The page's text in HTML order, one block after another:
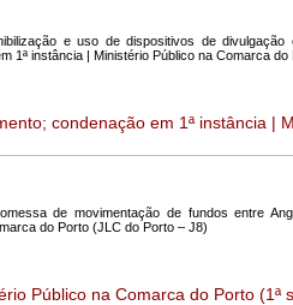
e uso de dispositivos de
1ª instância | Ministério Público na Comarca
condenação em 1ª instância |
de movimentação de fundos entre
do Porto (JLC do Porto – J8)
Público na Comarca do Porto (1ª